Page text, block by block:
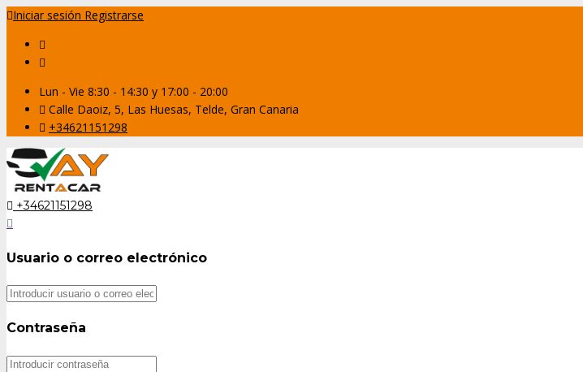
Iniciar sesión Registrarse
Lun - Vie 8:30 - 14:30 y 17:00 - 20:00
Calle Daoiz, 5, Las Huesas, Telde, Gran Canaria
+34621151298
+34621151298
Usuario o correo electrónico
Contraseña